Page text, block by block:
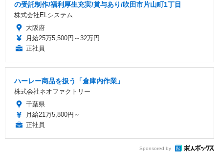
の受託制作/福利厚生充実/賞与あり/吹田市片山町1丁目
株式会社ELシステム
大阪府
月給25万5,500円～32万円
正社員
ハーレー商品を扱う「倉庫内作業」
株式会社ネオファクトリー
千葉県
月給21万5,800円～
正社員
Sponsored by